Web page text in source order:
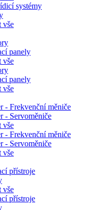
systémy
vše
panely
vše
panely
vše
- Frekvenční měniče
- Servoměniče
vše
- Frekvenční měniče
- Servoměniče
vše
přístroje
vše
přístroje